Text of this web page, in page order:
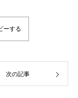
ーする
次の記事